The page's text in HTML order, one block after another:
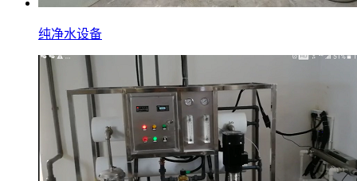
纯净水设备